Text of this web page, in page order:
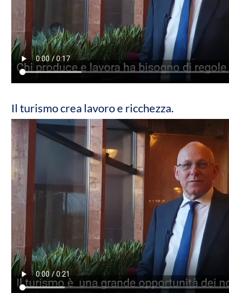
Il turismo crea lavoro e ricchezza.